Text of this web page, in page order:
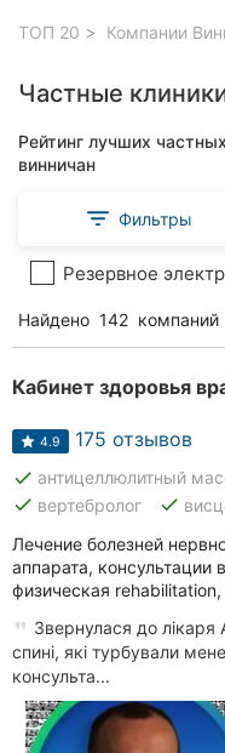
ТОП 20 Компании
Частные
Рейтинг лучших
винничан
Фильтры
Резервное
Найдено 142 компаний
Кабинет здоровья
4.9 175 отзывов
done антицеллюлитный
done вертебролог done
Лечение болезней
аппарата, консультации
физическая
Звернулася до лікаря
спині, які турбували
консульта...